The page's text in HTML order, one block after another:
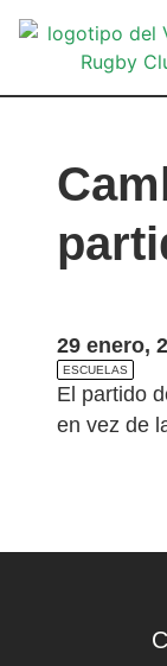
29 enero,
ESCUELAS
El partido
en vez de